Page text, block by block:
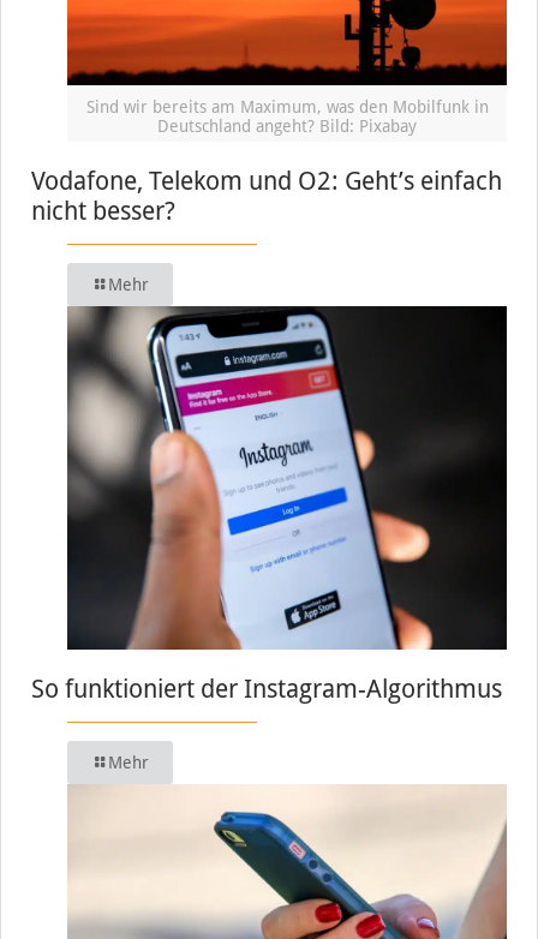
Sind wir bereits am Maximum, was den Mobilfunk in
Deutschland angeht? Bild: Pixabay
Vodafone, Telekom und O2: Geht’s einfach
nicht besser?
Mehr
So funktioniert der Instagram-Algorithmus
Mehr